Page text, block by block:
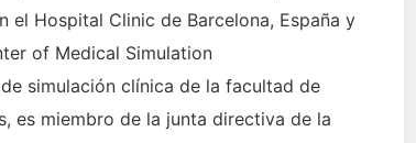
Hospital Clinic de Barcelona, España y
of Medical Simulation
simulación clínica de la facultad de
es miembro de la junta directiva de la